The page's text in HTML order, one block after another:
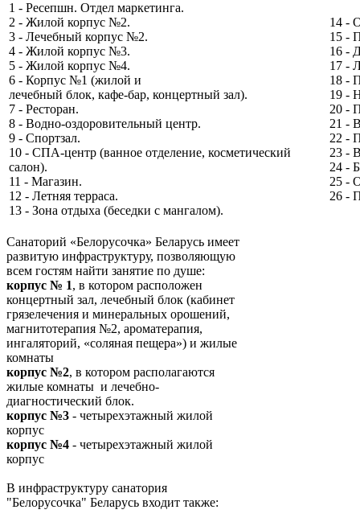
1 - Ресепшн. Отдел маркетинга.
2 - Жилой корпус №2.
3 - Лечебный корпус №2.
4 - Жилой корпус №3.
5 - Жилой корпус №4.
6 - Корпус №1 (жилой и
лечебный блок, кафе-бар, концертный зал).
7 - Ресторан.
8 - Водно-оздоровительный центр.
9 - Спортзал.
10 - СПА-центр (ванное отделение, косметический
салон).
11 - Магазин.
12 - Летняя терраса.
13 - Зона отдыха (беседки с мангалом).
14 -
15 -
16 -
17 -
18 -
19 -
20 -
21 -
22 -
23 -
24 -
25 -
26 -
Санаторий «Белорусочка» Беларусь имеет
развитую инфраструктуру, позволяющую
всем гостям найти занятие по душе:
корпус № 1, в котором расположен
концертный зал, лечебный блок (кабинет
грязелечения и минеральных орошений,
магнитотерапия №2, ароматерапия,
ингаляторий, «соляная пещера») и жилые
комнаты
корпус №2, в котором располагаются
жилые комнаты и лечебно-
диагностический блок.
корпус №3 - четырехэтажный жилой
корпус
корпус №4 - четырехэтажный жилой
корпус
В инфраструктуру санатория
"Белорусочка" Беларусь входит также: